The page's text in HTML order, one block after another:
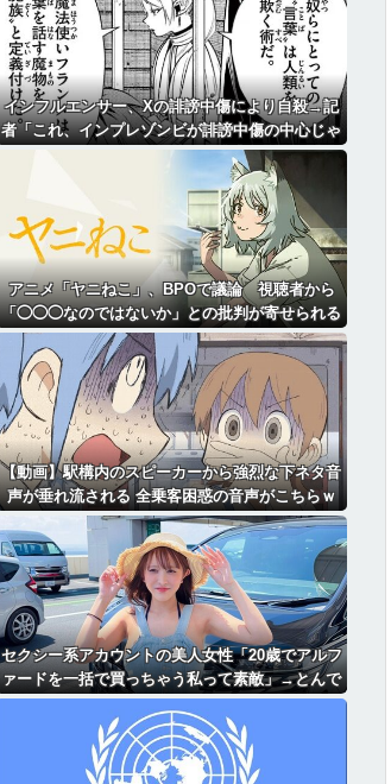
インフルエンサー、Xの誹謗中傷により自殺→記
者「これ、インプレゾンビが誹謗中傷の中心じゃ
ね？」→分析していくとヤバイ真実が浮かび上が
アニメ「ヤニねこ」、BPOで議論 視聴者から
「◯◯◯なのではないか」との批判が寄せられる
【動画】駅構内のスピーカーから強烈な下ネタ音
声が垂れ流される 全乗客困惑の音声がこちらｗ
ｗｗｗｗｗ
セクシー系アカウントの美人女性「20歳でアルフ
ァードを一括で買っちゃう私って素敵」→とんで
もないものが映り込んでしまい、終わる